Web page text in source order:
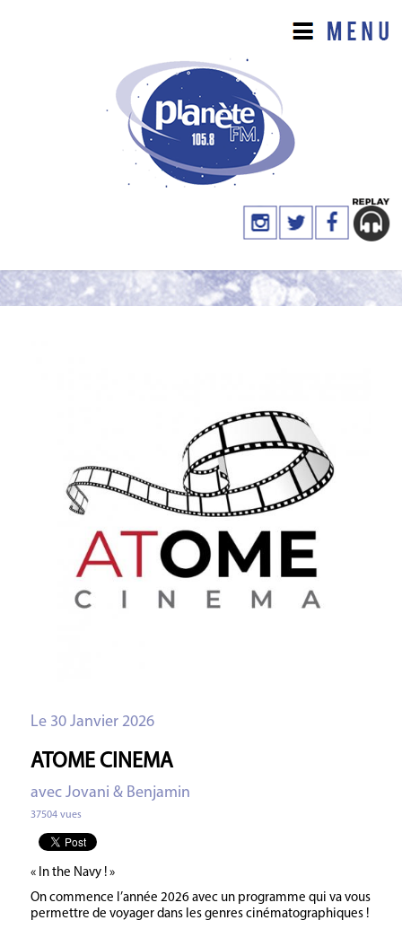
Le 30 Janvier 2026
ATOME CINEMA
avec Jovani & Benjamin
37504 vues
« In the Navy ! »
On commence l’année 2026 avec un programme qui va vous
permettre de voyager dans les genres cinématographiques !